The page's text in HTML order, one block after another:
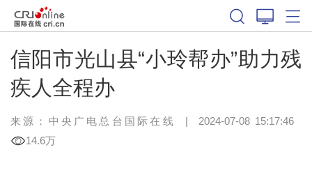
信阳市光山县“小玲帮办”助力残
疾人全程办
来源：中央广电总台国际在线 | 2024-07-08 15:17:46
14.6万